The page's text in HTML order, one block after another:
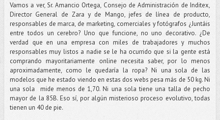
Vamos a ver, Sr. Amancio Ortega, Consejo de Administración de Inditex,
Director General de Zara y de Mango, jefes de línea de producto,
responsables de marca, de marketing, comerciales y fotógrafos ¿Juntáis
entre todos un cerebro? Uno que funcione, no uno decorativo. ¿De
verdad que en una empresa con miles de trabajadores y muchos
responsables muy listos a nadie se le ha ocurrido que si la gente está
comprando mayoritariamente online necesita saber, por lo menos
aproximadamente, como le quedaría la ropa? Ni una sola de las
modelos que he estado viendo en estas dos webs pesa más de 50 kg. Ni
una sola mide menos de 1,70. Ni una sola tiene una talla de pecho
mayor de la 85B. Eso sí, por algún misterioso proceso evolutivo, todas
tienen un 40 de pie.